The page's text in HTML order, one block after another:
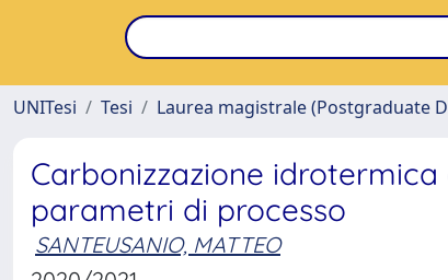
UNITesi
Tesi Laurea magistrale (Postgraduate
Carbonizzazione
parametri di processo
SANTEUSANIO, MATTEO